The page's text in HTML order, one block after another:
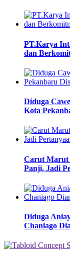
PT.Karya
dan
Diduga
Kota
Carut Marut
Panji, Jadi
Diduga
Chaniago